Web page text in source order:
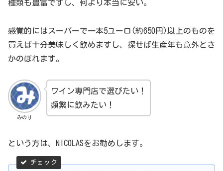
種類も豊富ですし、何より本当に安い。
感覚的にはスーパーで一本5ユーロ(約650円)以上のものを
買えば十分美味しく飲めますし、探せば生産年も意外とさ
かのぼれます。
みのり
ワイン専門店で選びたい！
頻繁に飲みたい！
という方は、NICOLASをお勧めします。